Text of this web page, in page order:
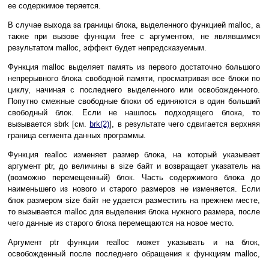
ее содержимое теряется.
В случае выхода за границы блока, выделенного функцией malloc, а
также при вызове функции free с аргументом, не являвшимся
результатом malloc, эффект будет непредсказуемым.
Функция malloc выделяет память из первого достаточно большого
непрерывного блока свободной памяти, просматривая все блоки по
циклу, начиная с последнего выделенного или освобожденного.
Попутно смежные свободные блоки об единяются в один больший
свободный блок. Если не нашлось подходящего блока, то
вызывается sbrk [см. brk(2)], в результате чего сдвигается верхняя
граница сегмента данных программы.
Функция realloc изменяет размер блока, на который указывает
аргумент ptr, до величины в size байт и возвращает указатель на
(возможно перемещенный) блок. Часть содержимого блока до
наименьшего из нового и старого размеров не изменяется. Если
блок размером size байт не удается разместить на прежнем месте,
то вызывается malloc для выделения блока нужного размера, после
чего данные из старого блока перемещаются на новое место.
Аргумент ptr функции realloc может указывать и на блок,
освобожденный после последнего обращения к функциям malloc,